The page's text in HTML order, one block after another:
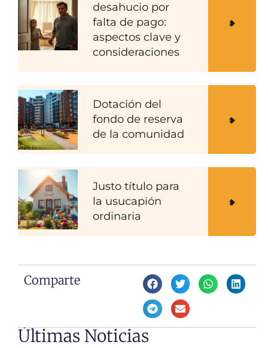
desahucio por
falta de pago:
aspectos clave y
consideraciones
Dotación del
fondo de reserva
de la comunidad
Justo título para
la usucapión
ordinaria
Comparte
Últimas Noticias